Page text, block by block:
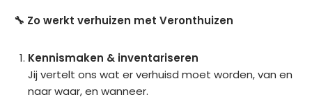
zek
r
🔧 Zo werkt verhuizen met Veronthuizen
Kennismaken & inventariseren
Jij vertelt ons wat er verhuisd moet worden, van en
naar waar, en wanneer.